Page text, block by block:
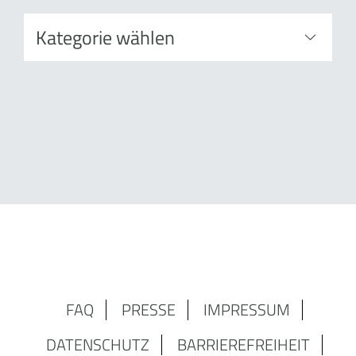
FAQ PRESSE
IMPRESSUM
DATENSCHUTZ
BARRIEREFREIHEIT